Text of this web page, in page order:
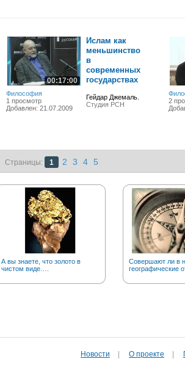
00:17:00
Философия
1 просмотр
Добавлен: 21.07.2009
Ислам как
меньшинство
в
современных
государствах
Гейдар Джемаль.
Студия РСН
2
Страницы: 1 2 3 4 5
А вы знаете, что золото в
чистом виде….
Совершают ли в
географические
Новости О проекте